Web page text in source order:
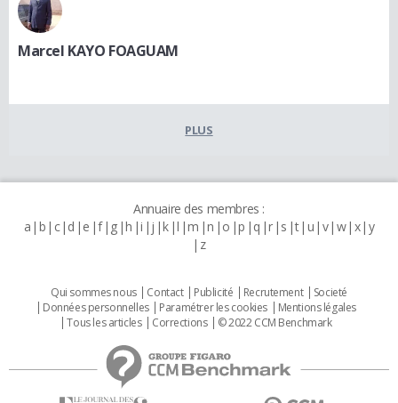
Marcel KAYO FOAGUAM
PLUS
Annuaire des membres :
a b c d e f g h i j k l m n o p q r s t u v w x y
z
Qui sommes nous Contact Publicité Recrutement
Societé
Données personnelles
Paramétrer les cookies
Mentions légales
Tous les articles
Corrections © 2022 CCM Benchmark